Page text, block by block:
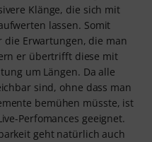
Klänge, die sich mit
lassen. Somit
Erwartungen, die man
er übertrifft diese mit
um Längen. Da alle
sind, ohne dass man
bemühen müsste, ist
Perfomances geeignet.
geht natürlich auch